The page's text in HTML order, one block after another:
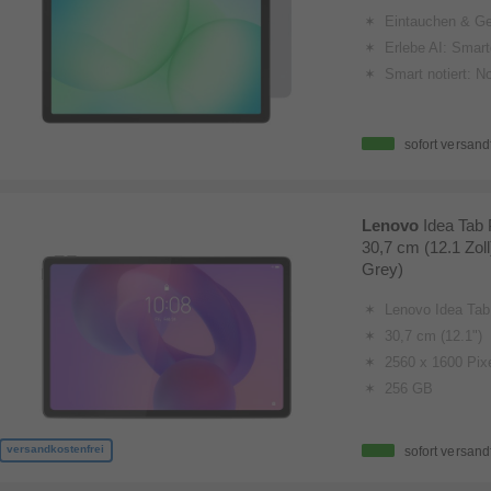
Eintauchen & Genießen: Flüssige Bilder dank 90 Hz Bildwiederholrate,
Erlebe AI: Smarte Funktionen direkt auf
Smart notiert: Notizen einfach
sofort
versandkostenfrei
Lenovo Idea Tab
30,7 cm (12.1
Grey)
Lenovo Idea
30,7 cm (12.1")
2560 x 1600
256 GB
sofort